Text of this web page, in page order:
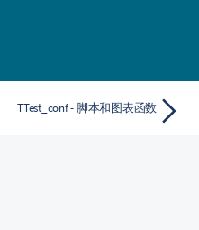
TTest_conf - 脚本和图表函数